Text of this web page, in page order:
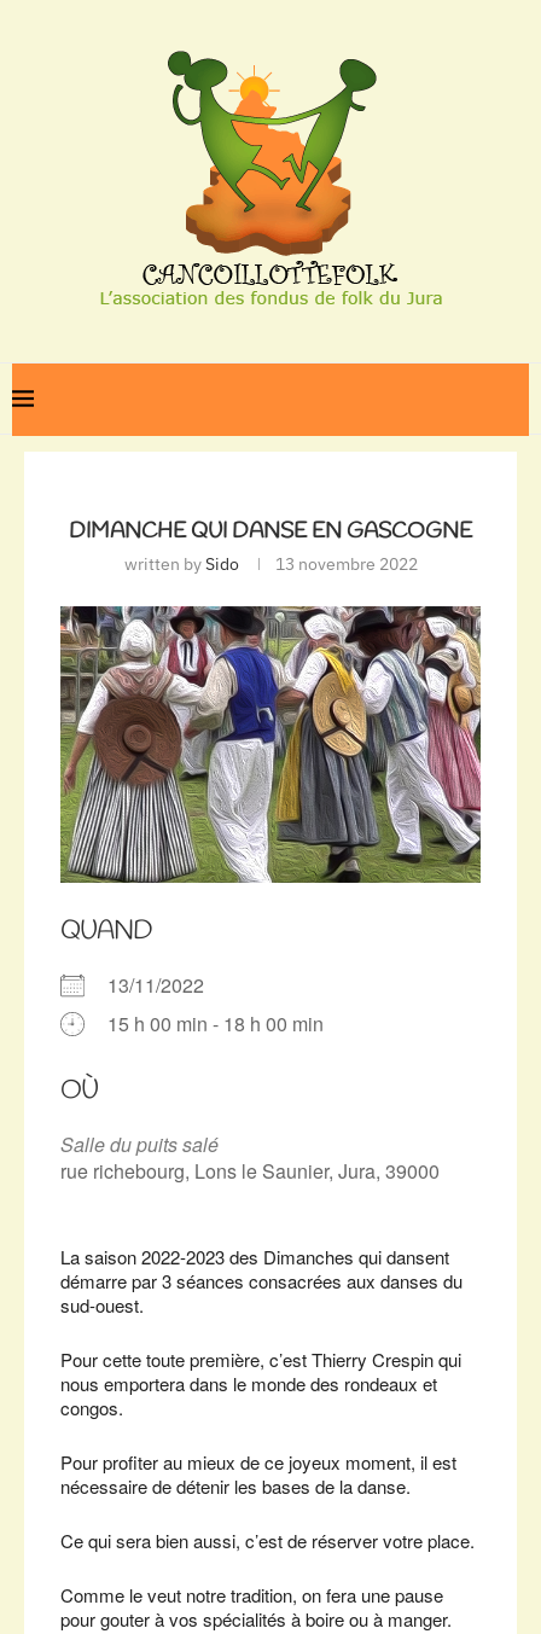
DIMANCHE QUI DANSE EN GASCOGNE
written bySido 13 novembre 2022
QUAND
13/11/2022
15 h 00 min - 18 h 00 min
OÙ
Salle du puits salé
rue richebourg, Lons le Saunier, Jura, 39000
La saison 2022-2023 des Dimanches qui dansent
démarre par 3 séances consacrées aux danses du
sud-ouest.
Pour cette toute première, c’est Thierry Crespin qui
nous emportera dans le monde des rondeaux et
congos.
Pour profiter au mieux de ce joyeux moment, il est
nécessaire de détenir les bases de la danse.
Ce qui sera bien aussi, c’est de réserver votre place.
Comme le veut notre tradition, on fera une pause
pour gouter à vos spécialités à boire ou à manger.